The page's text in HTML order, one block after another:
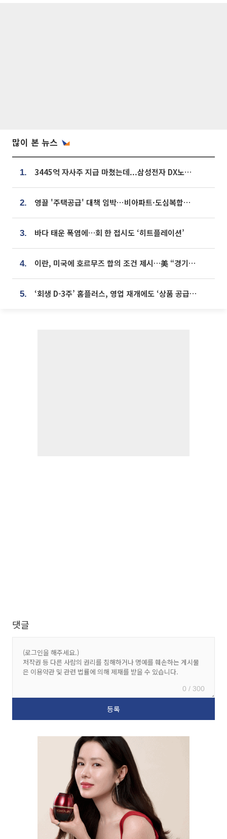
많이 본 뉴스
1. 3445억 자사주 지급 마쳤는데...삼성전자 DX노조, 뒤늦은 '떼쓰기 집회'
2. 영끌 '주택공급' 대책 임박⋯비아파트·도심복합까지 총동원
3. 바다 태운 폭염에…회 한 접시도 ‘히트플레이션’
4. 이란, 미국에 호르무즈 합의 조건 제시…美 “경기 아직 안 끝나” [종합]
5. ‘회생 D-3주’ 홈플러스, 영업 재개에도 ‘상품 공급망’ 복구가 생존 관건
댓글
0 / 300